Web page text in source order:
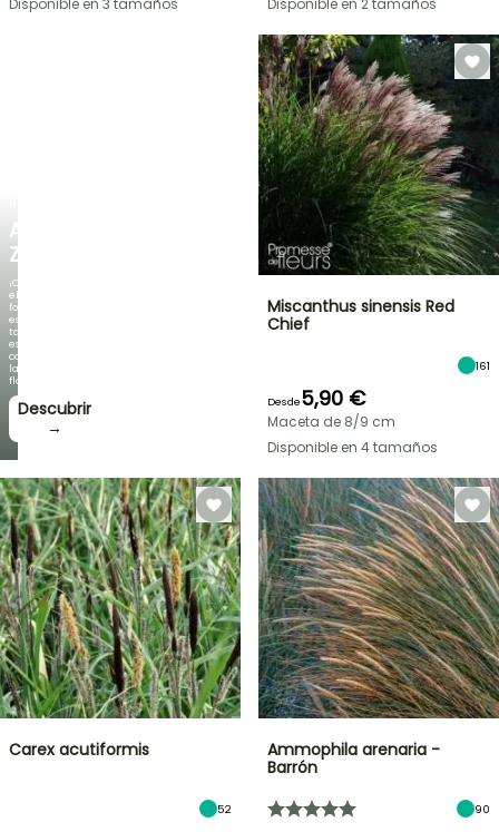
AGAPANTHUS
ZAMBEZI
¡Cuando
el
follaje
es
tan
espectacular
como
la
floración!
Descubrir
→
Disponible en 3 tamaños
Disponible en 2 tamaños
Miscanthus sinensis Red
Chief
161
Desde5,90 €
Maceta de 8/9 cm
Disponible en 4 tamaños
Carex acutiformis
52
Ammophila arenaria -
Barrón
90